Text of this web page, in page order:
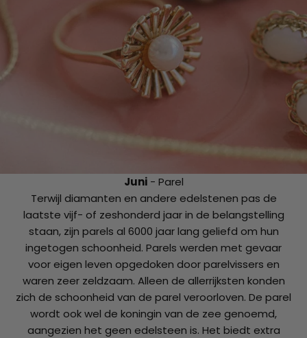
Juni- Parel
Terwijl diamanten en andere edelstenen pas de
laatste vijf- of zeshonderd jaar in de belangstelling
staan, zijn parels al 6000 jaar lang geliefd om hun
ingetogen schoonheid. Parels werden met gevaar
voor eigen leven opgedoken door parelvissers en
waren zeer zeldzaam. Alleen de allerrijksten konden
zich de schoonheid van de parel veroorloven. De parel
wordt ook wel de koningin van de zee genoemd,
aangezien het geen edelsteen is. Het biedt extra